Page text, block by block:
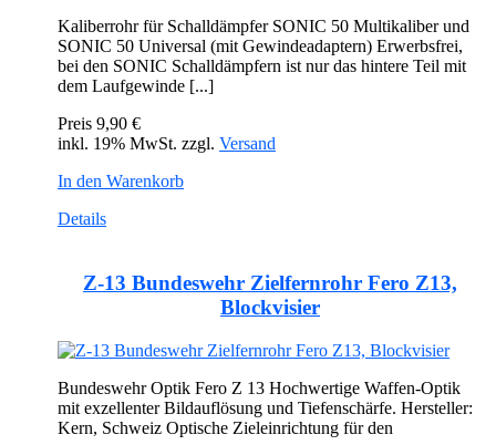
Kaliberrohr für Schalldämpfer SONIC 50 Multikaliber und
SONIC 50 Universal (mit Gewindeadaptern) Erwerbsfrei,
bei den SONIC Schalldämpfern ist nur das hintere Teil mit
dem Laufgewinde [...]
Preis 9,90 €
inkl. 19% MwSt. zzgl. Versand
In den Warenkorb
Details
Z-13 Bundeswehr Zielfernrohr Fero Z13,
Blockvisier
Bundeswehr Optik Fero Z 13 Hochwertige Waffen-Optik
mit exzellenter Bildauflösung und Tiefenschärfe. Hersteller:
Kern, Schweiz Optische Zieleinrichtung für den